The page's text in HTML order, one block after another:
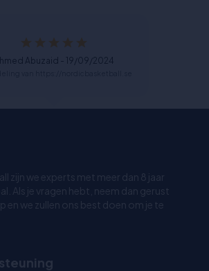
Abuzaid - 19/09/2024
zijn we experts met meer dan 8 jaar
Als je vragen hebt, neem dan gerust
we zullen ons best doen om je te